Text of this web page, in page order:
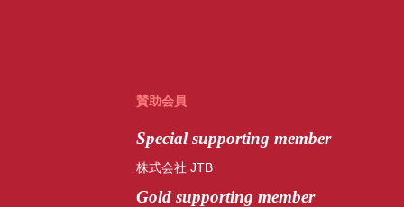
賛助会員
Specialsupporting member
株式会社 JTB
Gold supporting member